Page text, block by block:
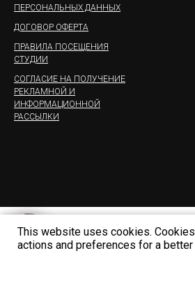
This website uses cookies.
actions and preferences for a
ПЕРСОНАЛЬНЫХ ДАННЫХ
ДОГОВОР ОФЕРТА
ПРАВИЛА ПОСЕЩЕНИЯ
СТУДИИ
СОГЛАСИЕ НА ПОЛУЧЕНИЕ
РЕКЛАМНОЙ И
ИНФОРМАЦИОННОЙ
РАССЫЛКИ